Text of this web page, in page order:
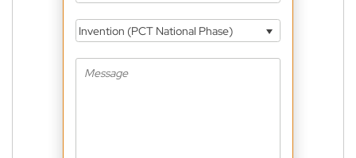
Invention (PCT National Phase)